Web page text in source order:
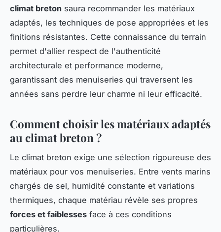
climat breton saura recommander les matériaux
adaptés, les techniques de pose appropriées et les
finitions résistantes. Cette connaissance du terrain
permet d'allier respect de l'authenticité
architecturale et performance moderne,
garantissant des menuiseries qui traversent les
années sans perdre leur charme ni leur efficacité.
Comment choisir les matériaux adaptés
au climat breton ?
Le climat breton exige une sélection rigoureuse des
matériaux pour vos menuiseries. Entre vents marins
chargés de sel, humidité constante et variations
thermiques, chaque matériau révèle ses propres
forces et faiblesses face à ces conditions
particulières.